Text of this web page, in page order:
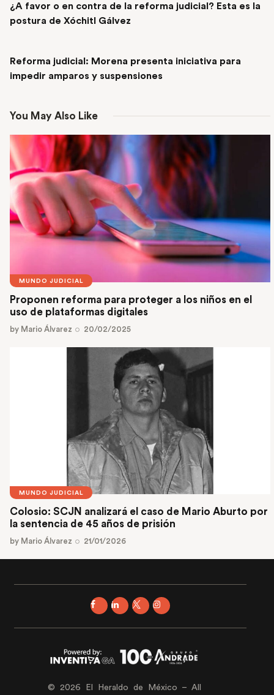
¿A favor o en contra de la reforma judicial? Esta es la
postura de Xóchitl Gálvez
Reforma judicial: Morena presenta iniciativa para
impedir amparos y suspensiones
You May Also Like
MUNDO JUDICIAL
Proponen reforma para proteger a los niños en el
uso de plataformas digitales
by Mario Álvarez 20/02/2025
MUNDO JUDICIAL
Colosio: SCJN analizará el caso de Mario Aburto por
la sentencia de 45 años de prisión
by Mario Álvarez 21/01/2026
© 2026 El Heraldo de México – All